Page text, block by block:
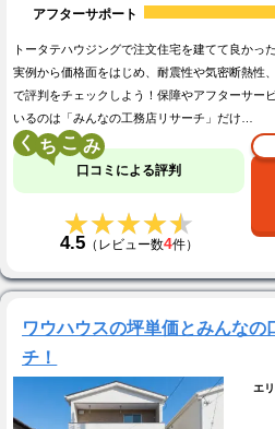
アフターサポート
トータテハウジングで注文住宅を建てて良かっ
実例から価格面をはじめ、耐震性や気密断熱性
で評判をチェックしよう！保障やアフターサー
いるのは「みんなの工務店リサーチ」だけ…
く こ
口コミによる評判
★★★★★
★★★★★
4.5（レビュー数4件）
ワウハウスの坪単価とみんなの
チ！
エ